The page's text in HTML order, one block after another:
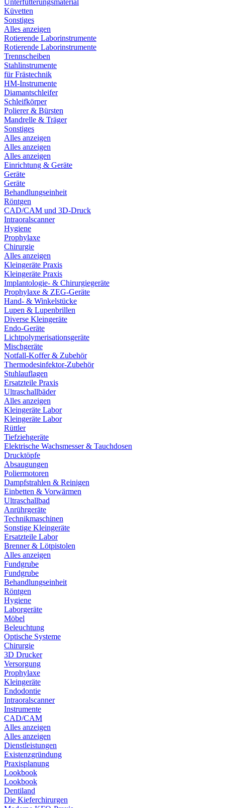
Unterfütterungsmaterial
Küvetten
Sonstiges
Alles anzeigen
Rotierende Laborinstrumente
Rotierende Laborinstrumente
Trennscheiben
Stahlinstrumente
für Frästechnik
HM-Instrumente
Diamantschleifer
Schleifkörper
Polierer & Bürsten
Mandrelle & Träger
Sonstiges
Alles anzeigen
Alles anzeigen
Alles anzeigen
Einrichtung & Geräte
Geräte
Geräte
Behandlungseinheit
Röntgen
CAD/CAM und 3D-Druck
Intraoralscanner
Hygiene
Prophylaxe
Chirurgie
Alles anzeigen
Kleingeräte Praxis
Kleingeräte Praxis
Implantologie- & Chirurgiegeräte
Prophylaxe & ZEG-Geräte
Hand- & Winkelstücke
Lupen & Lupenbrillen
Diverse Kleingeräte
Endo-Geräte
Lichtpolymerisationsgeräte
Mischgeräte
Notfall-Koffer & Zubehör
Thermodesinfektor-Zubehör
Stuhlauflagen
Ersatzteile Praxis
Ultraschallbäder
Alles anzeigen
Kleingeräte Labor
Kleingeräte Labor
Rüttler
Tiefziehgeräte
Elektrische Wachsmesser & Tauchdosen
Drucktöpfe
Absaugungen
Poliermotoren
Dampfstrahlen & Reinigen
Einbetten & Vorwärmen
Ultraschallbad
Anrührgeräte
Technikmaschinen
Sonstige Kleingeräte
Ersatzteile Labor
Brenner & Lötpistolen
Alles anzeigen
Fundgrube
Fundgrube
Behandlungseinheit
Röntgen
Hygiene
Laborgeräte
Möbel
Beleuchtung
Optische Systeme
Chirurgie
3D Drucker
Versorgung
Prophylaxe
Kleingeräte
Endodontie
Intraoralscanner
Instrumente
CAD/CAM
Alles anzeigen
Alles anzeigen
Dienstleistungen
Existenzgründung
Praxisplanung
Lookbook
Lookbook
Dentiland
Die Kieferchirurgen